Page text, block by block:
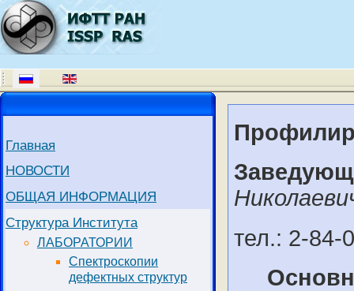
Главная
НОВОСТИ
ОБЩАЯ ИНФОРМАЦИЯ
Структура Института
ЛАБОРАТОРИИ
Спектроскопии
дефектных структур
тел.: 2-84-